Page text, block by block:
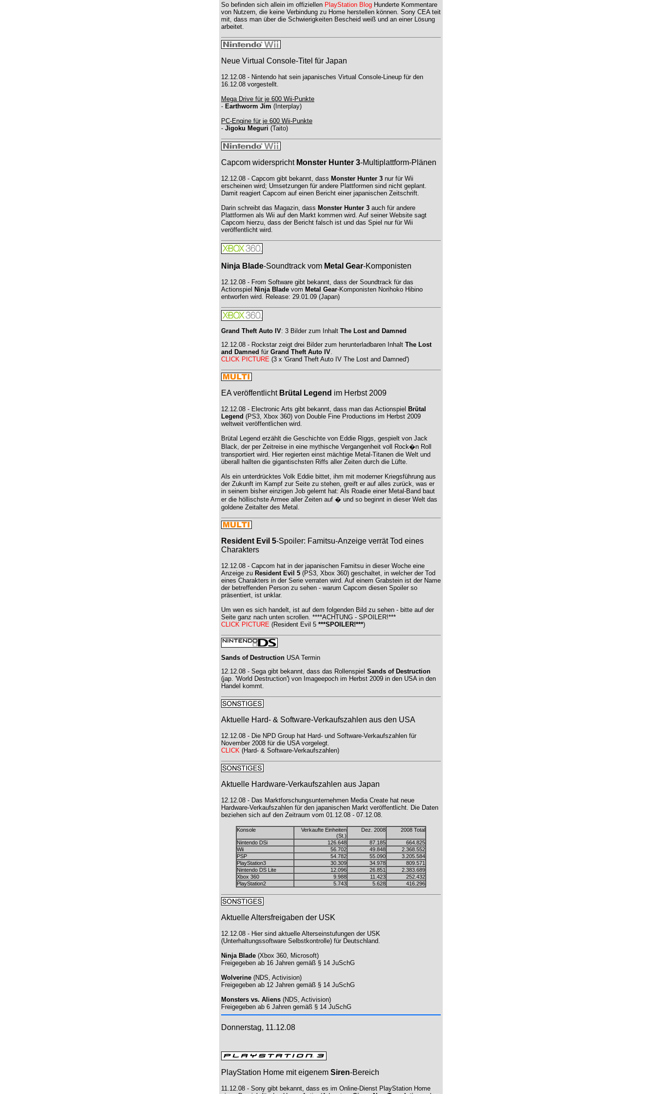
So befinden sich allein im offiziellen PlayStation Blog Hunderte Kommentare
von Nutzern, die keine Verbindung zu Home herstellen können. Sony CEA teit
mit, dass man über die Schwierigkeiten Bescheid weiß und an einer Lösung
arbeitet.
Neue Virtual Console-Titel für Japan
12.12.08 - Nintendo hat sein japanisches Virtual Console-Lineup für den
16.12.08 vorgestellt.
Mega Drive für je 600 Wii-Punkte
- Earthworm Jim (Interplay)
PC-Engine für je 600 Wii-Punkte
- Jigoku Meguri (Taito)
Capcom widerspricht Monster Hunter 3-Multiplattform-Plänen
12.12.08 - Capcom gibt bekannt, dass Monster Hunter 3 nur für Wii
erscheinen wird; Umsetzungen für andere Plattformen sind nicht geplant.
Damit reagiert Capcom auf einen Bericht einer japanischen Zeitschrift.
Darin schreibt das Magazin, dass Monster Hunter 3 auch für andere
Plattformen als Wii auf den Markt kommen wird. Auf seiner Website sagt
Capcom hierzu, dass der Bericht falsch ist und das Spiel nur für Wii
veröffentlicht wird.
Ninja Blade-Soundtrack vom Metal Gear-Komponisten
12.12.08 - From Software gibt bekannt, dass der Soundtrack für das
Actionspiel Ninja Blade vom Metal Gear-Komponisten Norihoko Hibino
entworfen wird. Release: 29.01.09 (Japan)
Grand Theft Auto IV: 3 Bilder zum Inhalt The Lost and Damned
12.12.08 - Rockstar zeigt drei Bilder zum herunterladbaren Inhalt The Lost
and Damned für Grand Theft Auto IV.
CLICK PICTURE (3 x 'Grand Theft Auto IV The Lost and Damned')
EA veröffentlicht Brütal Legend im Herbst 2009
12.12.08 - Electronic Arts gibt bekannt, dass man das Actionspiel Brütal
Legend (PS3, Xbox 360) von Double Fine Productions im Herbst 2009
weltweit veröffentlichen wird.
Brütal Legend erzählt die Geschichte von Eddie Riggs, gespielt von Jack
Black, der per Zeitreise in eine mythische Vergangenheit voll Rock�n Roll
transportiert wird. Hier regierten einst mächtige Metal-Titanen die Welt und
überall hallten die gigantischsten Riffs aller Zeiten durch die Lüfte.
Als ein unterdrücktes Volk Eddie bittet, ihm mit moderner Kriegsführung aus
der Zukunft im Kampf zur Seite zu stehen, greift er auf alles zurück, was er
in seinem bisher einzigen Job gelernt hat: Als Roadie einer Metal-Band baut
er die höllischste Armee aller Zeiten auf � und so beginnt in dieser Welt das
goldene Zeitalter des Metal.
Resident Evil 5-Spoiler: Famitsu-Anzeige verrät Tod eines
Charakters
12.12.08 - Capcom hat in der japanischen Famitsu in dieser Woche eine
Anzeige zu Resident Evil 5 (PS3, Xbox 360) geschaltet, in welcher der Tod
eines Charakters in der Serie verraten wird. Auf einem Grabstein ist der Name
der betreffenden Person zu sehen - warum Capcom diesen Spoiler so
präsentiert, ist unklar.
Um wen es sich handelt, ist auf dem folgenden Bild zu sehen - bitte auf der
Seite ganz nach unten scrollen. ****ACHTUNG - SPOILER!***
CLICK PICTURE (Resident Evil 5 ***SPOILER!***)
Sands of Destruction USA Termin
12.12.08 - Sega gibt bekannt, dass das Rollenspiel Sands of Destruction
(jap. 'World Destruction') von Imageepoch im Herbst 2009 in den USA in den
Handel kommt.
Aktuelle Hard- & Software-Verkaufszahlen aus den USA
12.12.08 - Die NPD Group hat Hard- und Software-Verkaufszahlen für
November 2008 für die USA vorgelegt.
CLICK (Hard- & Software-Verkaufszahlen)
Aktuelle Hardware-Verkaufszahlen aus Japan
12.12.08 - Das Marktforschungsunternehmen Media Create hat neue
Hardware-Verkaufszahlen für den japanischen Markt veröffentlicht. Die Daten
beziehen sich auf den Zeitraum vom 01.12.08 - 07.12.08.
Konsole
Verkaufte Einheiten
(St.)
Dez. 2008 2008 Total
Nintendo DSi 126.648 87.185
664.825
Wii
56.702 49.848
2.368.552
PSP
54.782 55.090
3.205.584
PlayStation3
30.309 34.978
809.571
Nintendo DS Lite
12.096 26.851
2.383.689
Xbox 360
9.988 11.423
252.432
PlayStation2
5.743 5.628 416.296
Aktuelle Altersfreigaben der USK
12.12.08 - Hier sind aktuelle Alterseinstufungen der USK
(Unterhaltungssoftware Selbstkontrolle) für Deutschland.
Ninja Blade (Xbox 360, Microsoft)
Freigegeben ab 16 Jahren gemäß § 14 JuSchG
Wolverine (NDS, Activision)
Freigegeben ab 12 Jahren gemäß § 14 JuSchG
Monsters vs. Aliens (NDS, Activision)
Freigegeben ab 6 Jahren gemäß § 14 JuSchG
Donnerstag, 11.12.08
PlayStation Home mit eigenem Siren-Bereich
11.12.08 - Sony gibt bekannt, dass es im Online-Dienst PlayStation Home